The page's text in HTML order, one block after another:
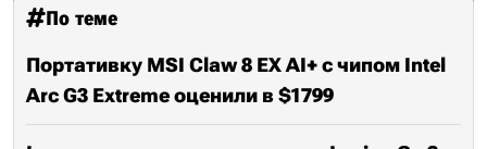
По теме
Портативку MSI Claw 8 EX AI+ с чипом Intel
Arc G3 Extreme оценили в $1799